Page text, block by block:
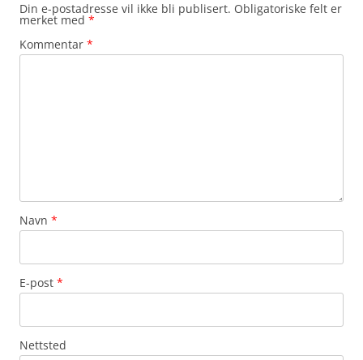
Din e-postadresse vil ikke bli publisert. Obligatoriske felt er
merket med *
Kommentar *
Navn *
E-post *
Nettsted